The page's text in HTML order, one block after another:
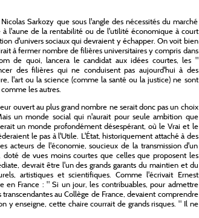
Sarkozy que sous l'angle des nécessités du marché
l'aune de la rentabilité ou de l'utilité économique à court
d'univers sociaux qui devraient y échapper. On voit bien
à fermer nombre de filières universitaires y compris dans
de quoi, lancera le candidat aux idées courtes, les "
des filières qui ne conduisent pas aujourd'hui à des
l'art ou la science (comme la santé ou la justice) ne sont
les autres.
ouvert au plus grand nombre ne serait donc pas un choix
un monde social qui n'aurait pour seule ambition que
un monde profondément désespérant, où le Vrai et le
le pas à l'Utile. L'État, historiquement attaché à des
acteurs de l'économie, soucieux de la transmission d'un
de vues moins courtes que celles que proposent les
devrait être l'un des grands garants du maintien et du
artistiques et scientifiques. Comme l'écrivait Ernest
en France : " Si un jour, les contribuables, pour admettre
au Collège de France, devaient comprendre
y enseigne, cette chaire courrait de grands risques. " Il ne